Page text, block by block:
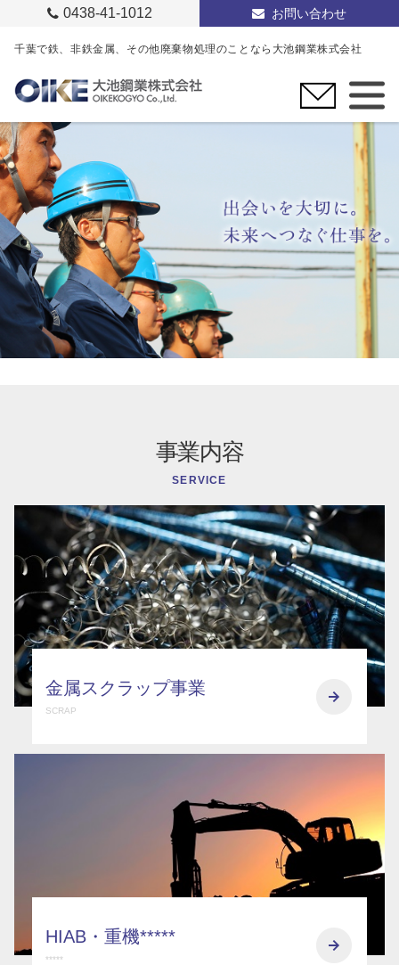
0438-41-1012 お問い合わせ
千葉で鉄、非鉄金属、その他廃棄物処理のことなら大池鋼業株式会社
事業内容
SERVICE
金属スクラップ事業
SCRAP
HIAB・重機*****
*****